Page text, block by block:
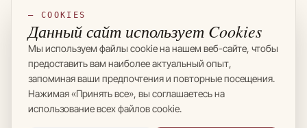
Instagram↗
© 2024 — 2026 SASCHA & DEUTSCH
— COOKIES
Данный сайт использует Cookies
Мы используем файлы cookie на нашем веб-сайте, чтобы
предоставить вам наиболее актуальный опыт,
запоминая ваши предпочтения и повторные посещения.
Нажимая «Принять все», вы соглашаетесь на
использование всех файлов cookie.